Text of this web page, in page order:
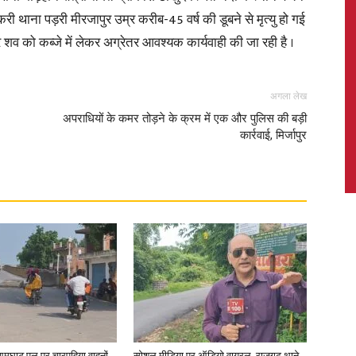
News
थाना पड़री मीरजापुर उम्र करीब-45 वर्ष की डूबने से मृत्यु हो गई
शव को कब्जे में लेकर अग्रेतर आवश्यक कार्यवाही की जा रही है ।
अगला लेख
अपराधियों के कमर तोड़ने के क्रम में एक और पुलिस की बड़ी
कार्रवाई, मिर्जापुर